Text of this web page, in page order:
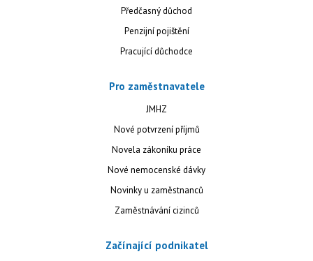
Předčasný důchod
Penzijní pojištění
Pracující důchodce
Pro zaměstnavatele
JMHZ
Nové potvrzení příjmů
Novela zákoníku práce
Nové nemocenské dávky
Novinky u zaměstnanců
Zaměstnávání cizinců
Začínající podnikatel